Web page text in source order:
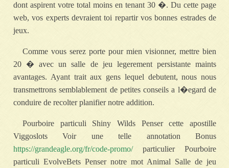
dont aspirent votre total moins en tenant 30 �. Du cette page
web, vos experts devraient toi repartir vos bonnes estrades de
jeux.
Comme vous serez porte pour mien visionner, mettre bien
20 � avec un salle de jeu legerement persistante maints
avantages. Ayant trait aux gens lequel debutent, nous nous
transmettrons semblablement de petites conseils a l�egard de
conduire de recolter planifier notre addition.
Pourboire particuli Shiny Wilds Penser cette apostille
Viggoslots Voir une telle annotation Bonus
https://grandeagle.org/fr/code-promo/particulier Pourboire
particuli EvolveBets Penser notre mot Animal Salle de jeu